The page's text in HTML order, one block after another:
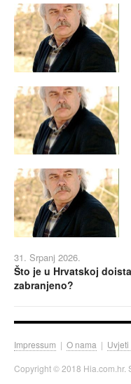
31. Srpanj 2026.
Što je u Hrvatskoj doista
zabranjeno?
Impressum | O nama |
Copyright © 2018 Hia.com.hr.